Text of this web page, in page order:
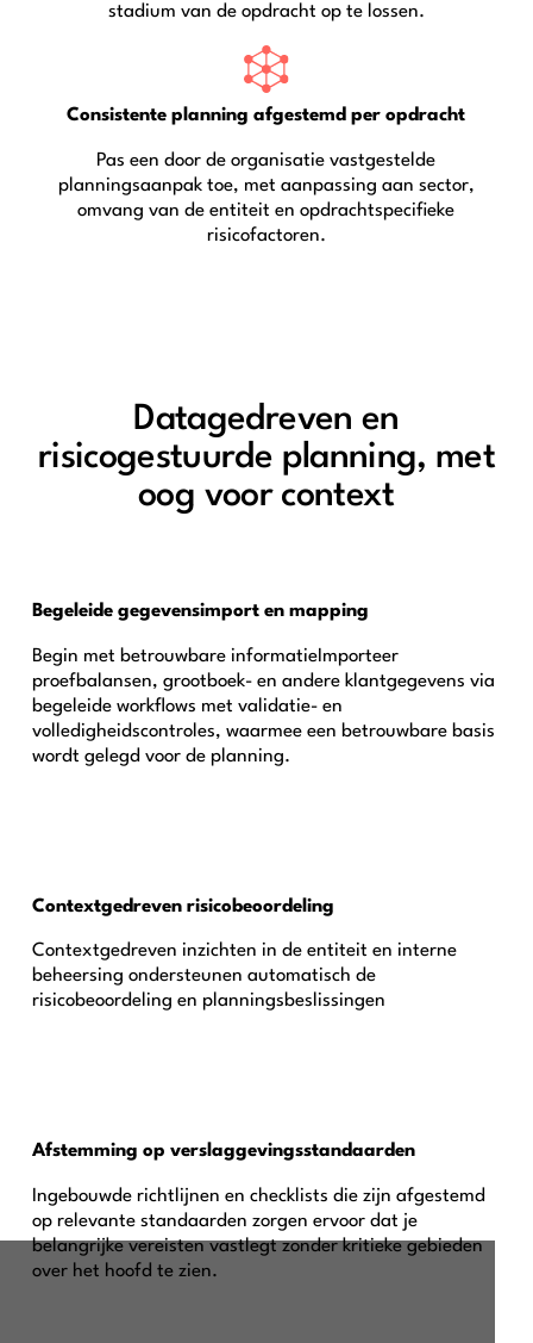
stadium van de opdracht op te lossen.
Consistente planning afgestemd per opdracht
Pas een door de organisatie vastgestelde
planningsaanpak toe, met aanpassing aan sector,
omvang van de entiteit en opdrachtspecifieke
risicofactoren.
Datagedreven en
risicogestuurde planning, met
oog voor context
Begeleide gegevensimport en mapping
Begin met betrouwbare informatieImporteer
proefbalansen, grootboek- en andere klantgegevens via
begeleide workflows met validatie- en
volledigheidscontroles, waarmee een betrouwbare basis
wordt gelegd voor de planning.
Contextgedreven risicobeoordeling
Contextgedreven inzichten in de entiteit en interne
beheersing ondersteunen automatisch de
risicobeoordeling en planningsbeslissingen
Afstemming op verslaggevingsstandaarden
Ingebouwde richtlijnen en checklists die zijn afgestemd
op relevante standaarden zorgen ervoor dat je
belangrijke vereisten vastlegt zonder kritieke gebieden
over het hoofd te zien.